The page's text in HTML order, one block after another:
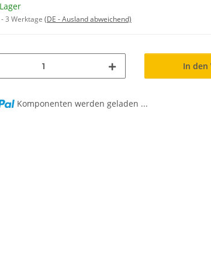
3 Werktage (DE - Ausland abweichend)
In den
Komponenten werden geladen ...